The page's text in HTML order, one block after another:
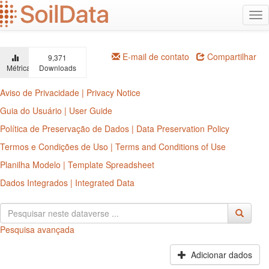
Ir
para
o
principal
Métricas
9,371
Downloads
E-mail de contato Compartilhar
Aviso de Privacidade | Privacy Notice
Guia do Usuário | User Guide
Política de Preservação de Dados | Data Preservation Policy
Termos e Condições de Uso | Terms and Conditions of Use
Planilha Modelo | Template Spreadsheet
Dados Integrados | Integrated Data
Pesquisa avançada
Adicionar dados